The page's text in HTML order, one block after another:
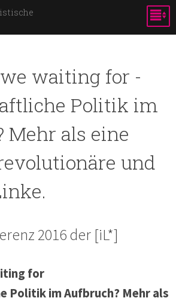
Skip to
Bild:
waiting for -
Politik im
Mehr als eine
und
2016 der [iL*]
for
Politik im Aufbruch? Mehr als